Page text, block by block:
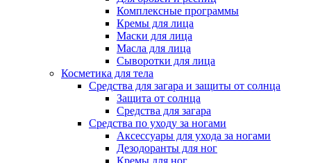
Комплексные программы
Кремы для лица
Маски для лица
Масла для лица
Сыворотки для лица
Косметика для тела
Средства для загара и защиты от солнца
Защита от солнца
Средства для загара
Средства по уходу за ногами
Аксессуары для ухода за ногами
Дезодоранты для ног
Кремы для ног